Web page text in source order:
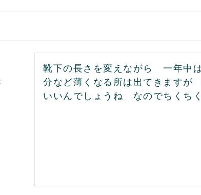
靴下の長さを変えながら　一年中
分など薄くなる所は出てきますが
いいんでしょうね　なのでちくち